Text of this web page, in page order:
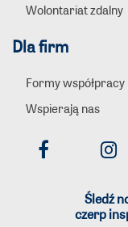
Wolontariat zdalny
Dla firm
Formy współpracy
Wspierają nas
Śledź
czerp